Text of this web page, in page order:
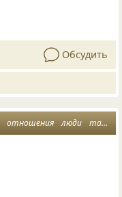
Обсудить
отношения люди такая жизнь